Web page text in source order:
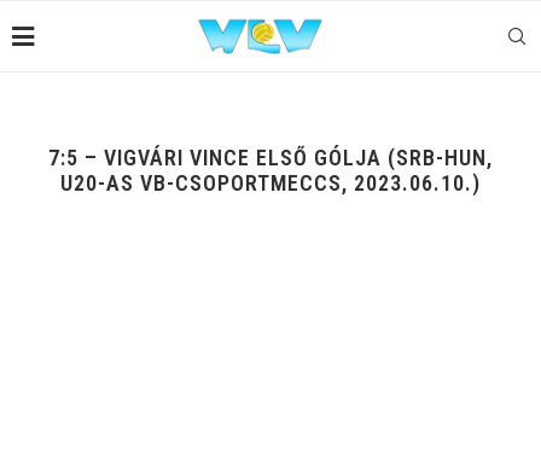
7:5 – VIGVÁRI VINCE ELSŐ GÓLJA (SRB-HUN,
U20-AS VB-CSOPORTMECCS, 2023.06.10.)